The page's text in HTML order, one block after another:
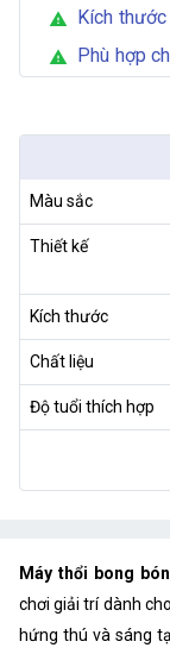
warning Kích
warning Phù hợp
Màu sắc
Thiết kế
Kích thước
Chất liệu
Độ tuổi thích hợp
Máy thổi bong
chơi giải trí dành
hứng thú và sáng